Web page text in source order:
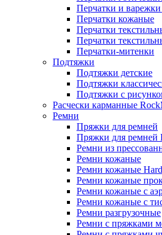
Перчатки и варежки
Перчатки кожаные
Перчатки
Перчатки
Перчатки-митенки
Подтяжки
Подтяжки детские
Подтяжки
Подтяжки с
Расчески карманные
Ремни
Пряжки для ремней
Пряжки для ремней
Ремни из
Ремни кожаные
Ремни кожаные
Ремни кожаные
Ремни кожаные с
Ремни кожаные с
Ремни разгрузочные
Ремни с пряжками